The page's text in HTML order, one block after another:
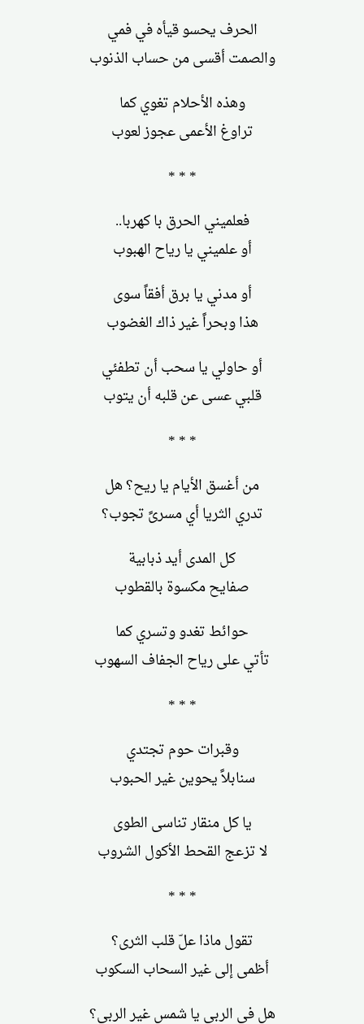
الحرف يحسو قيأه في فمي
والصمت أقسى من حساب الذنوب
وهذه الأحلام تغوي كما
تراوغ الأعمى عجوز لعوب
* * *
فعلميني الحرق با كهربا..
أو علميني يا رياح الهبوب
أو مدني يا برق أفقاً سوى
هذا وبحراً غير ذاك الغضوب
أو حاولي يا سحب أن تطفئي
قلبي عسى عن قلبه أن يتوب
* * *
من أغسق الأيام يا ريح؟ هل
تدري الثريا أي مسرىً تجوب؟
كل المدى أيد ذبابية
صفايح مكسوة بالقطوب
حوائط تغدو وتسري كما
تأتي على رياح الجفاف السهوب
* * *
وقبرات حوم تجتدي
سنابلاً يحوين غير الحبوب
يا كل منقار تناسى الطوى
لا تزعج القحط الأكول الشروب
* * *
تقول ماذا علّ قلب الثرى؟
أظمى إلى غير السحاب السكوب
هل في الربى يا شمس غير الربى؟